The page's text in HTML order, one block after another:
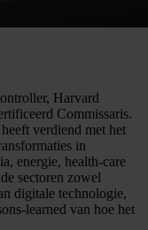
Harvard
Commissaris.
verdiend met het
in
energie, health-care
sectoren zowel
digitale technologie,
learned van hoe het